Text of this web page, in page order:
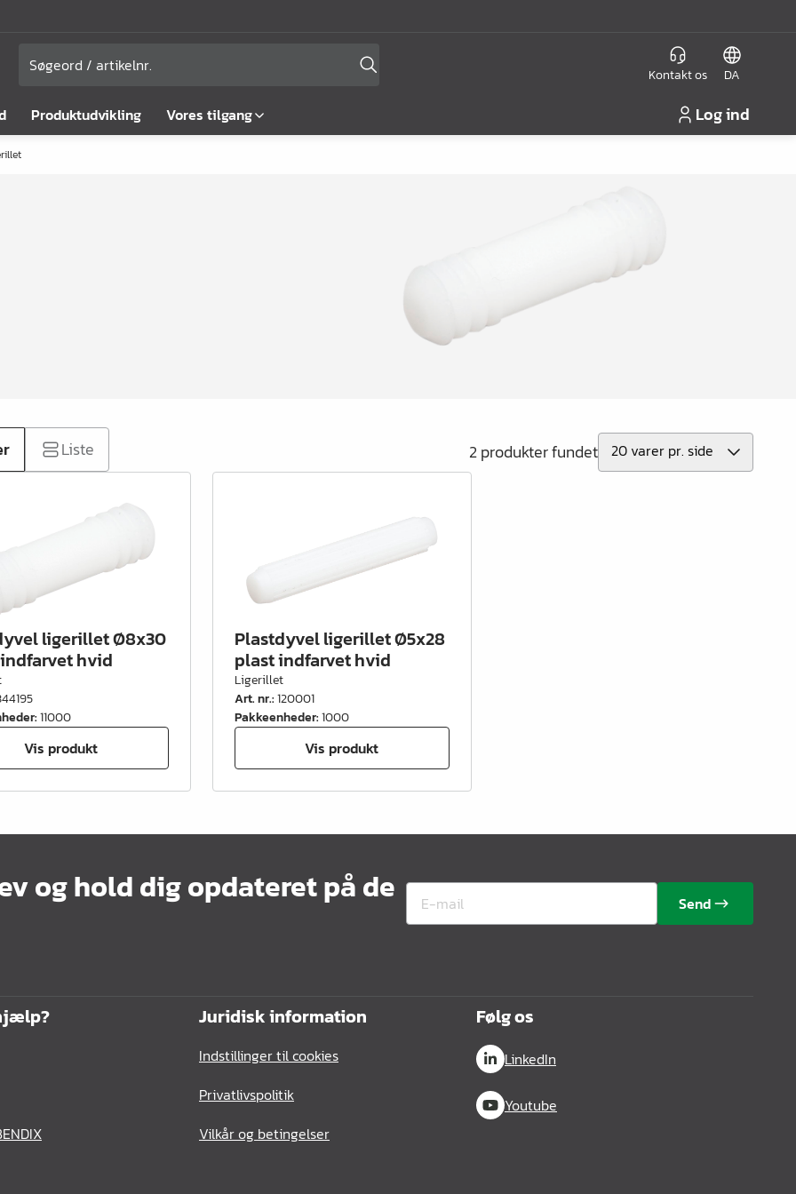
Kontakt os DA
Produktudvikling Vores tilgang Log ind
Liste 2 produkter fundet
ligerillet Ø8x30
indfarvet hvid
:11000
Vis produkt
Plastdyvel ligerillet Ø5x28
plast indfarvet hvid
Ligerillet
Art. nr.:120001
Pakkeenheder:1000
Vis produkt
og hold dig opdateret på de Send
Juridisk information
Indstillinger til cookies
Privatlivspolitik
Vilkår og betingelser
Følg os
LinkedIn
Youtube